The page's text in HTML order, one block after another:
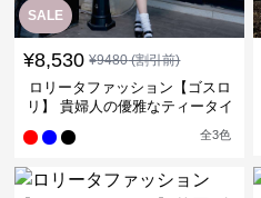
SALE
¥8,530 ¥9480(割引前)
ロリータファッション【ゴスロ
リ】 貴婦人の優雅なティータイ
全3色